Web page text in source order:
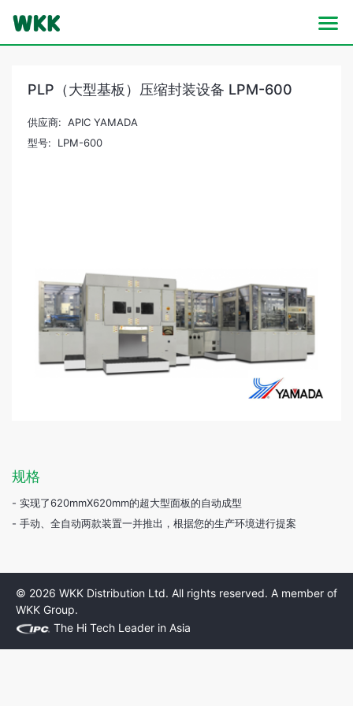
PLP（大型基板）压缩封装设备 LPM-600
供应商: APIC YAMADA
型号: LPM-600
规格
- 实现了620mmX620mm的超大型面板的自动成型
- 手动、全自动两款装置一并推出，根据您的生产环境进行提案
© 2026 WKK Distribution Ltd. All rights reserved. A member of
WKK Group.
The Hi Tech Leader in Asia